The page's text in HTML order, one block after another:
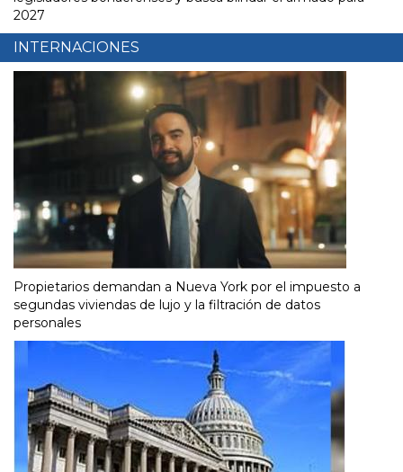
2027
INTERNACIONES
Propietarios demandan a Nueva York por el impuesto a
segundas viviendas de lujo y la filtración de datos
personales